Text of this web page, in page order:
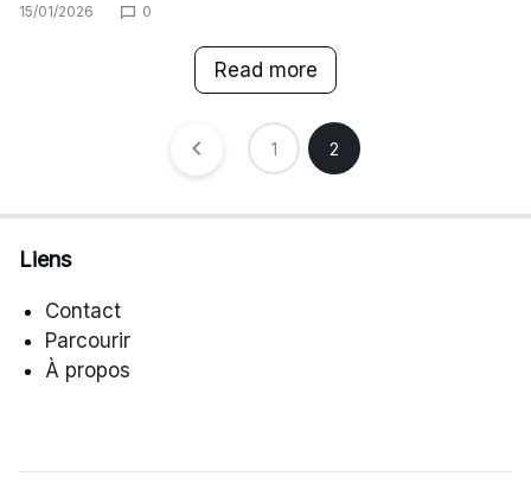
15/01/2026 0
Read more
pagination
1 2
Liens
Contact
Parcourir
À propos